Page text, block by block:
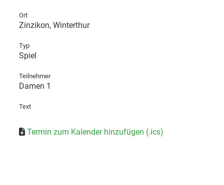
Ort
Zinzikon, Winterthur
Typ
Spiel
Teilnehmer
Damen 1
Text
Termin zum Kalender hinzufügen (.ics)